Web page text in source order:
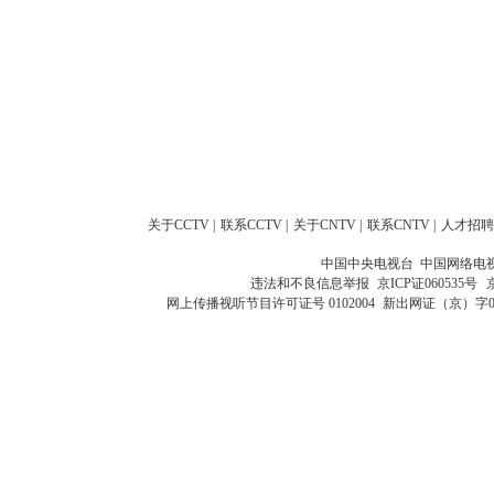
关于CCTV 联系CCTV 关于CNTV 联系CNTV 人才招聘
中国中央电视台 中国网络电
违法和不良信息举报 京ICP证060535号
网上传播视听节目许可证号 0102004 新出网证（京）